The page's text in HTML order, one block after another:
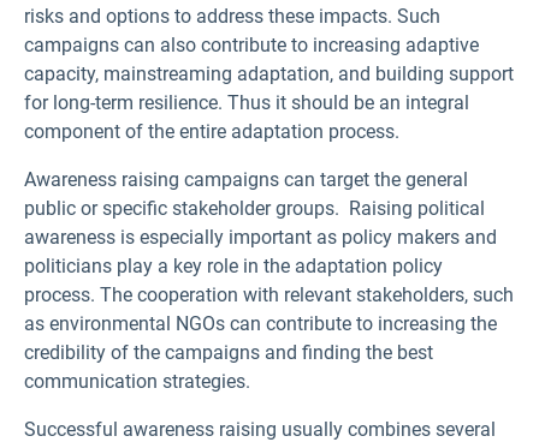
risks and options to address these impacts. Such
campaigns can also contribute to increasing adaptive
capacity, mainstreaming adaptation, and building support
for long-term resilience. Thus it should be an integral
component of the entire adaptation process.
Awareness raising campaigns can target the general
public or specific stakeholder groups. Raising political
awareness is especially important as policy makers and
politicians play a key role in the adaptation policy
process. The cooperation with relevant stakeholders, such
as environmental NGOs can contribute to increasing the
credibility of the campaigns and finding the best
communication strategies.
Successful awareness raising usually combines several